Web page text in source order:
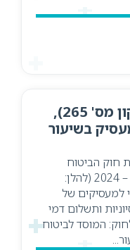
חוק הביטוח הלאומי (תיקון מס' 265),
שיפוי מעסיק בשיעור
חוק הביטוח
הלאומי (תיקון מס' 265), התשפ"ו – 2024 (להלן:
למעסיקים של
ותשלום דמי
המוסד לביטוח